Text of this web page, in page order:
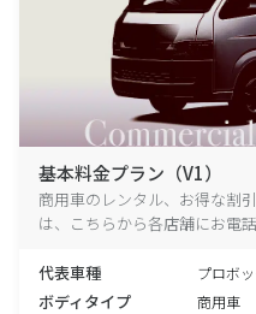
基本料金プラン（V1）
商用車のレンタル、お得な割
は、こちらから各店舗にお電話
代表車種 プロボ
ボディタイプ 商用車